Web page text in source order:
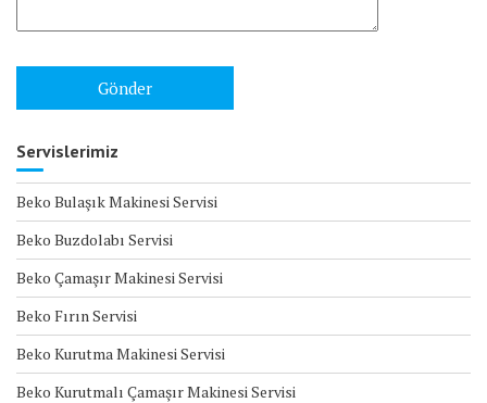
Servislerimiz
Beko Bulaşık Makinesi Servisi
Beko Buzdolabı Servisi
Beko Çamaşır Makinesi Servisi
Beko Fırın Servisi
Beko Kurutma Makinesi Servisi
Beko Kurutmalı Çamaşır Makinesi Servisi